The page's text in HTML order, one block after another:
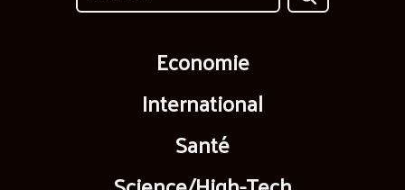
Economie
International
Santé